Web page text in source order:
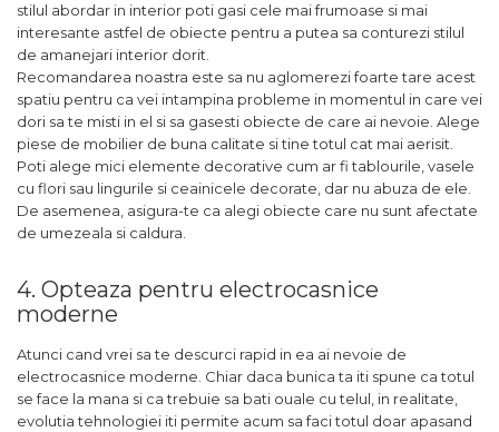
stilul abordar in interior poti gasi cele mai frumoase si mai
interesante astfel de obiecte pentru a putea sa conturezi stilul
de amanejari interior dorit.
Recomandarea noastra este sa nu aglomerezi foarte tare acest
spatiu pentru ca vei intampina probleme in momentul in care vei
dori sa te misti in el si sa gasesti obiecte de care ai nevoie. Alege
piese de mobilier de buna calitate si tine totul cat mai aerisit.
Poti alege mici elemente decorative cum ar fi tablourile, vasele
cu flori sau lingurile si ceainicele decorate, dar nu abuza de ele.
De asemenea, asigura-te ca alegi obiecte care nu sunt afectate
de umezeala si caldura.
4. Opteaza pentru electrocasnice
moderne
Atunci cand vrei sa te descurci rapid in ea ai nevoie de
electrocasnice moderne. Chiar daca bunica ta iti spune ca totul
se face la mana si ca trebuie sa bati ouale cu telul, in realitate,
evolutia tehnologiei iti permite acum sa faci totul doar apasand